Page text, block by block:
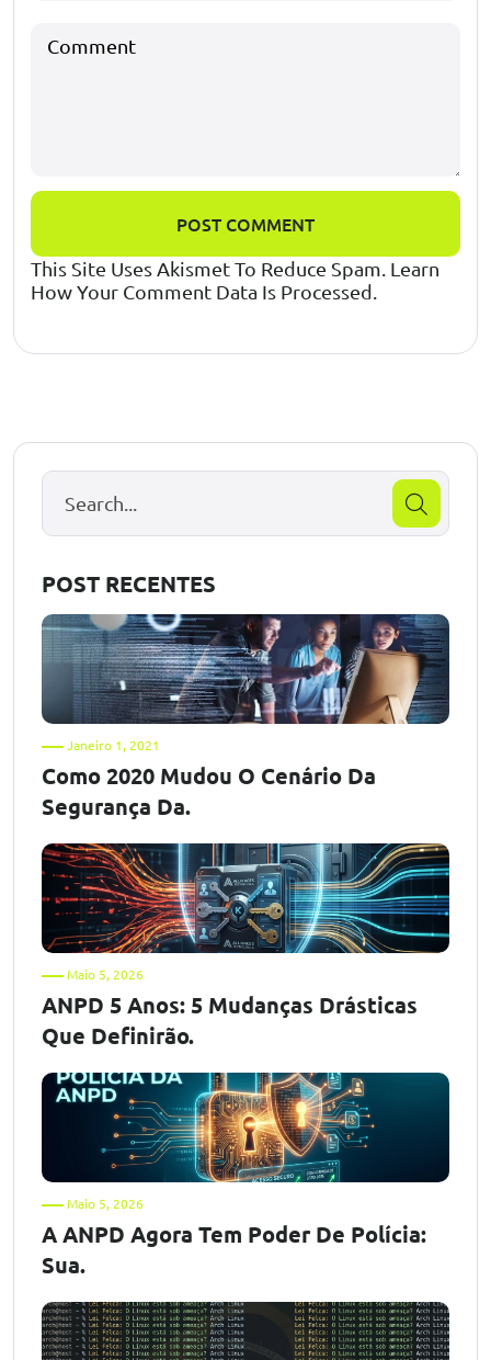
POST COMMENT
This Site Uses Akismet To Reduce Spam. Learn
How Your Comment Data Is Processed.
POST RECENTES
Janeiro 1, 2021
Como 2020 Mudou O Cenário Da
Segurança Da.
Maio 5, 2026
ANPD 5 Anos: 5 Mudanças Drásticas
Que Definirão.
Maio 5, 2026
A ANPD Agora Tem Poder De Polícia:
Sua.